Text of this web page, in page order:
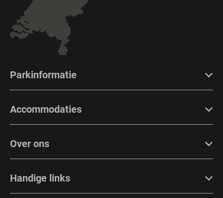
Parkinformatie
Accommodaties
Over ons
Handige links